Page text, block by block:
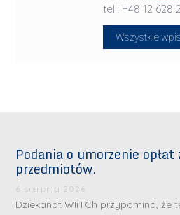
tel.: +48 12 628
Wszystkie
Podania o umorzenie
przedmiotów.
6 sierpnia 2026
Dziekanat WIiTCh przypomina, że